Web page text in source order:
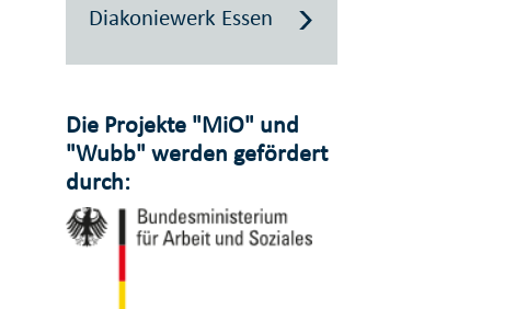
Diakoniewerk Essen
Die Projekte "MiO" und
"Wubb" werden gefördert
durch: